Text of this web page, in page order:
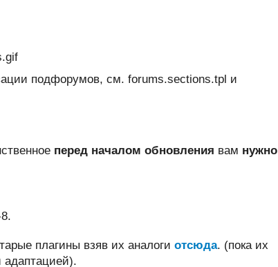
подфорумов, см. forums.sections.tpl и
перед началом обновления вам нужно
плагины взяв их аналоги отсюда. (пока их